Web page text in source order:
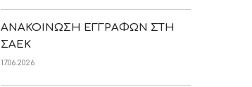
ΑΝΑΚΟΙΝΩΣΗ ΕΓΓΡΑΦΩΝ ΣΤΗ
ΣΑΕΚ
17.06.2026